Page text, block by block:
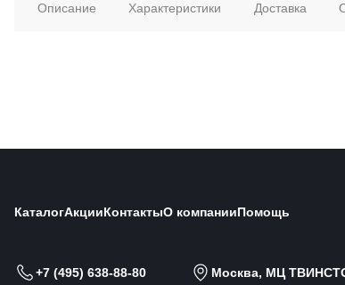
Описание Характеристики Доставка
КаталогАкцииКонтактыО компанииПомощь
+7 (495) 638-88-80 Москва, МЦ